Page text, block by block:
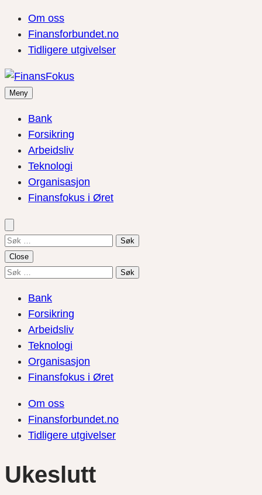
Om oss
Finansforbundet.no
Tidligere utgivelser
Meny
Bank
Forsikring
Arbeidsliv
Teknologi
Organisasjon
Finansfokus i Øret
Søk
etter:
Close
Søk
Bank
Forsikring
Arbeidsliv
Teknologi
Organisasjon
Finansfokus i Øret
Om oss
Finansforbundet.no
Tidligere utgivelser
Ukeslutt